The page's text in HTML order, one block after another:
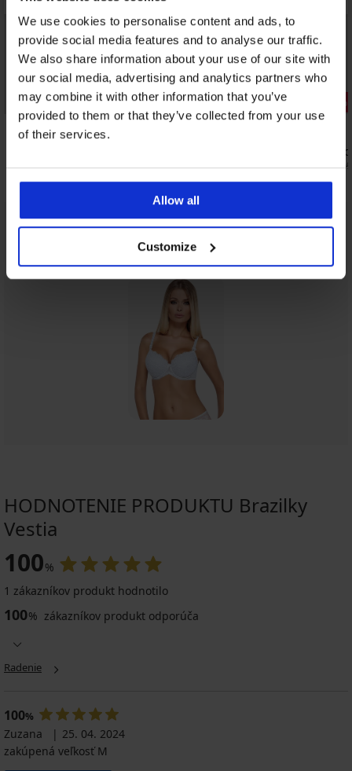
We use cookies to personalise content and ads, to
provide social media features and to analyse our traffic.
We also share information about your use of our site with
our social media, advertising and analytics partners who
may combine it with other information that you’ve
provided to them or that they’ve collected from your use
of their services.
Allow all
Customize
3+1 ZADARMO Zľava -30%
Brazilky
16,09 €
Z rovnakej kolekcie
HODNOTENIE PRODUKTU Brazilky
Vestia
100%
1 zákazníkov produkt hodnotilo
100% zákazníkov produkt odporúča
Radenie
100%
Zuzana
25. 04. 2024
zakúpená veľkosť M